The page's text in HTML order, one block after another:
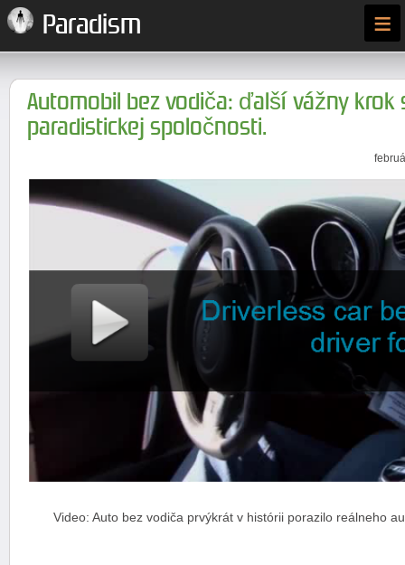
Paradism ≡
Automobil bez vodiča: ďalší vážny krok
paradistickej spoločnosti.
Video: Auto bez vodiča prvýkrát v histórii porazilo reálneho